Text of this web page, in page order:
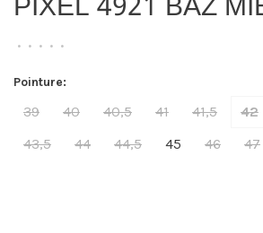
• • • • •
Pointure:
39 40 40,5 41 41,5 42
43,5
44 44,5 45 46 47